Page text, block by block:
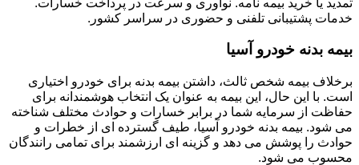
تمدید یا خرید بیمه نامه. نوآوری و سرعت در پرداخت خسارات.
خدمات پشتیبانی تلفنی و حضوری در سراسر کشور.
بیمه بدنه خودرو آسیا
برخلاف بیمه شخص ثالث، داشتن بیمه بدنه برای خودرو اختیاری
است. با این حال، این بیمه به عنوان یک انتخاب هوشمندانه برای
حفاظت از سرمایه شما در برابر خسارات و حوادث مختلف شناخته
می شود. بیمه بدنه خودرو آسیا، طیف گسترده ای از خطرات و
حوادث را پوشش می دهد و گزینه ای ارزشمند برای تمامی رانندگان
محسوب می شود.